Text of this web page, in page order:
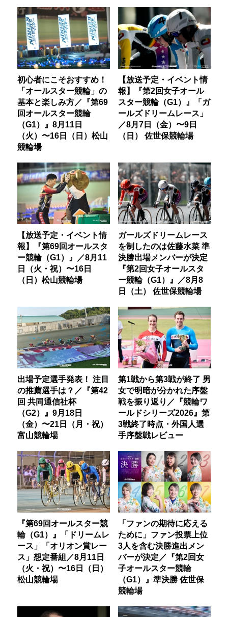
初心者にこそおすすめ！
「オールスター競輪」の
基本と楽しみ方／『第69
回オールスター競輪
（G1）』8月11日
（火）〜16日（日）松山
競輪場
【放送予定・イベント情
報】『第2回女子オール
スター競輪（G1）』「ガ
ールズドリームレース」
／8月7日（金）〜9日
（日） 佐世保競輪場
【放送予定・イベント情
報】『第69回オールスタ
ー競輪（G1）』／8月11
日（火・祝）〜16日
（日）松山競輪場
ガールズドリームレース
を制したのは佐藤水菜 準
決勝出場メンバーが決定
『第2回女子オールスタ
ー競輪（G1）』／8月8
日（土） 佐世保競輪場
出場予定選手発表！ 注目
の推薦選手は？／『第42
回 共同通信社杯
（G2）』9月18日
（金）〜21日（月・祝）
富山競輪場
第1戦から第3戦が終了 男
女で明暗が分かれた序盤
戦を振り返り／『競輪ワ
ールドシリーズ2026』第
3戦終了時点・外国人選
手序盤戦レビュー
『第69回オールスター競
輪（G1）』「ドリームレ
ース」「オリオン賞レー
ス」想定番組／8月11日
（火・祝）〜16日（日）
松山競輪場
「ファンの期待に応える
ために」ファン投票上位
3人を含む決勝進出メン
バーが決定／『第2回女
子オールスター競輪
（G1）』準決勝 佐世保
競輪場